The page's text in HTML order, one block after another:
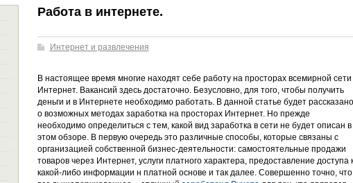
Работа в интернете.
Интернет и развлечения
В настоящее время многие находят себе работу на просторах всемирной сети
Интернет. Вакансий здесь достаточно. Безусловно, для того, чтобы получить
деньги и в Интернете необходимо работать. В данной статье будет рассказано
о возможных методах заработка на просторах Интернет. Но прежде
необходимо определиться с тем, какой вид заработка в сети не будет описан в
этом обзоре. В первую очередь это различные способы, которые связаны с
организацией собственной бизнес-деятельности: самостоятельные продажи
товаров через Интернет, услуги платного характера, предоставление доступа
какой-либо информации н платной основе и так далее. Совершенно точно, что